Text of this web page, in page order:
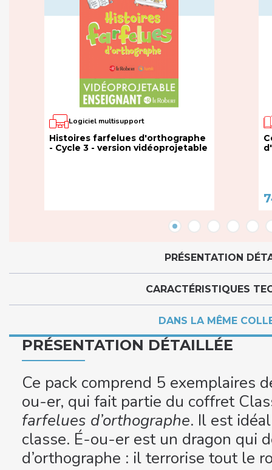
Logiciel multisupport
Histoires farfelues d'orthographe
- Cycle 3 - version vidéoprojetable
PRÉSENTATION
CARACTÉRISTIQUES
DANS LA MÊME
PRÉSENTATION DÉTAILLÉE
Ce pack comprend 5 exemplaires
ou-er, qui fait partie du coffret
farfelues d’orthographe. Il est
classe. É-ou-er est un dragon qui
d’orthographe : il terrorise tout le